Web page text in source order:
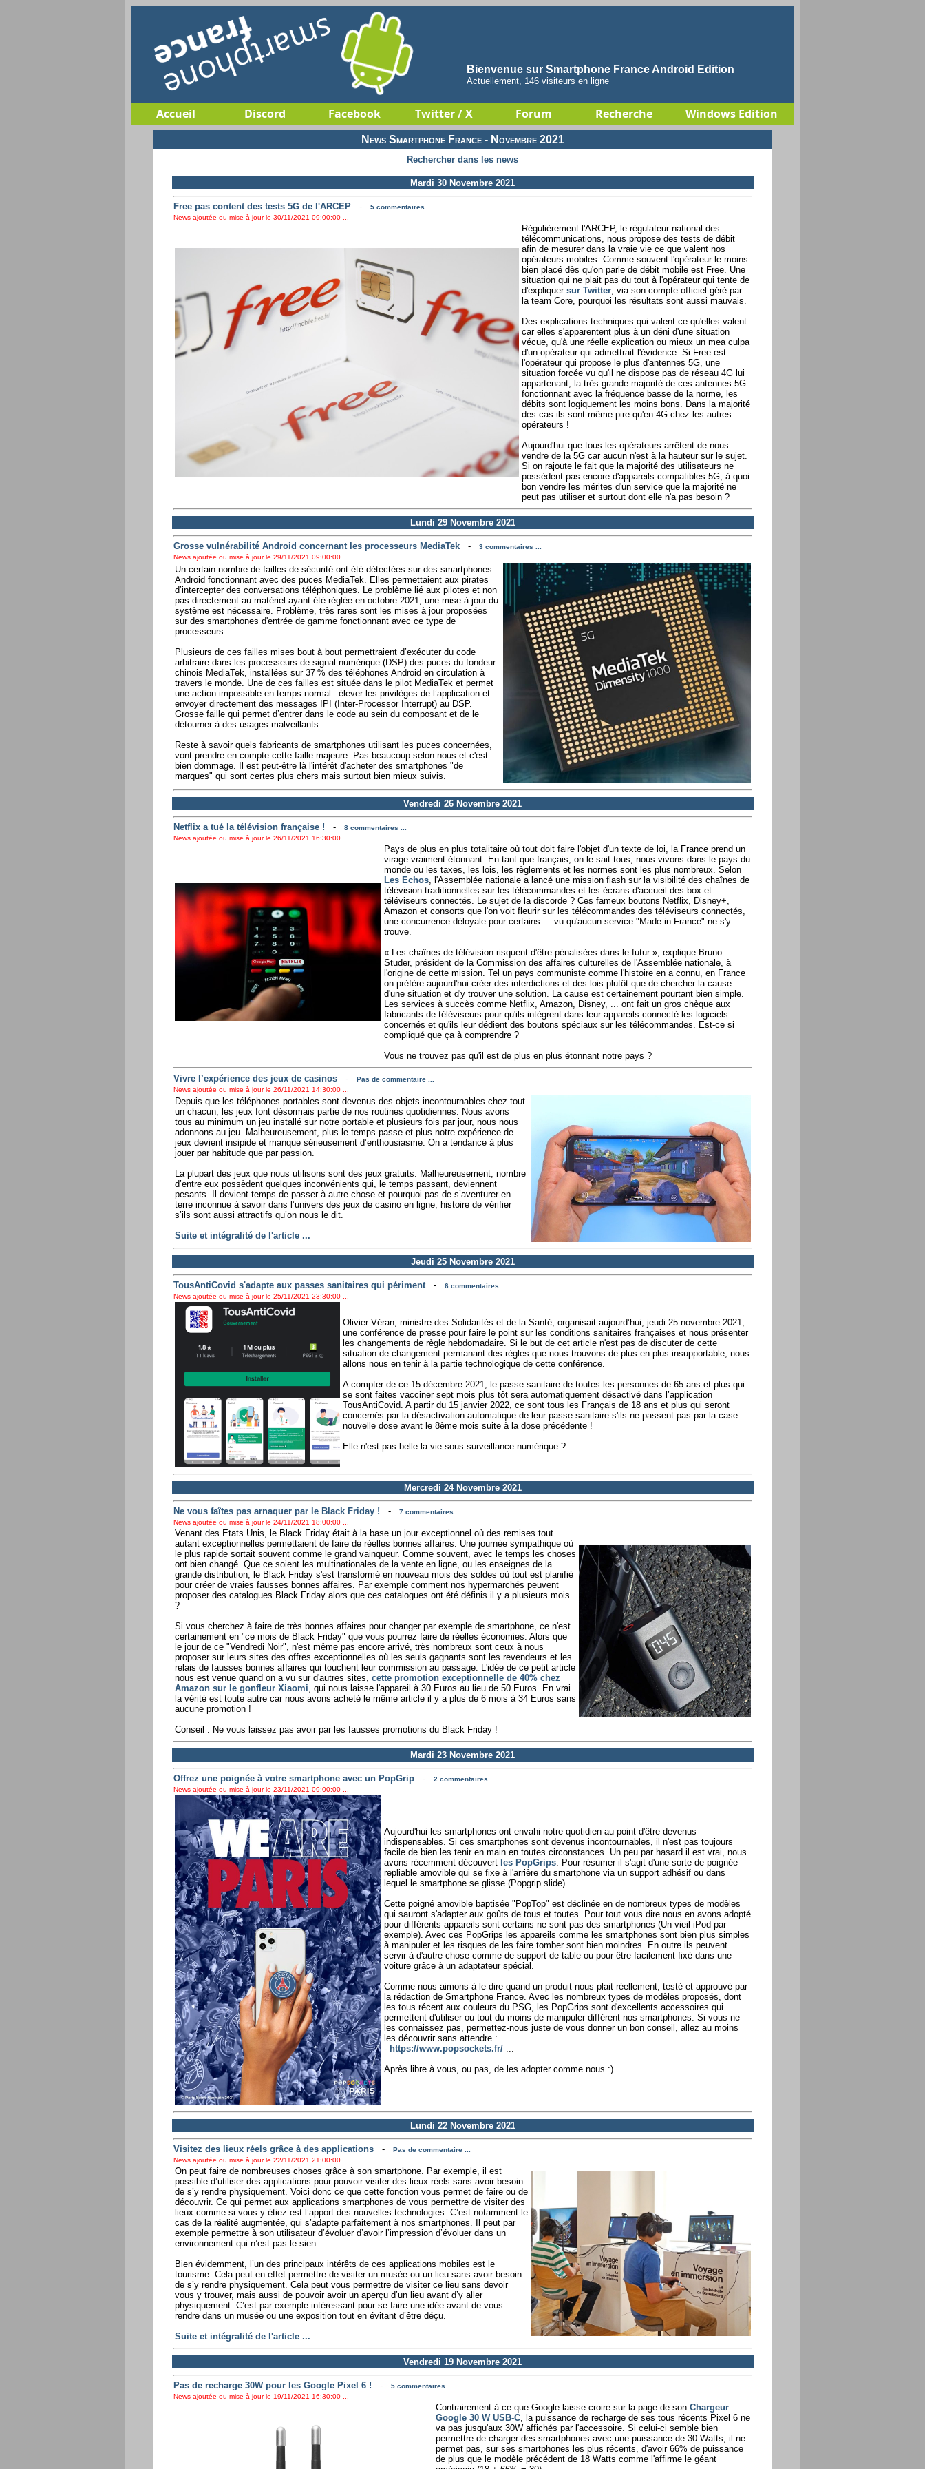
Bienvenue sur Smartphone France Android Edition
Actuellement, 146 visiteurs en ligne
Accueil Discord Facebook Twitter / X Forum Recherche Windows Edition
News Smartphone France - Novembre 2021
Rechercher dans les news
Mardi 30 Novembre 2021
Free pas content des tests 5G de l'ARCEP-
5 commentaires ...
News ajoutée ou mise à jour le 30/11/2021 09:00:00 ...
Régulièrement l'ARCEP, le régulateur national des
télécommunications, nous propose des tests de débit
afin de mesurer dans la vraie vie ce que valent nos
opérateurs mobiles. Comme souvent l'opérateur le moins
bien placé dès qu'on parle de débit mobile est Free. Une
situation qui ne plait pas du tout à l'opérateur qui tente de
d'expliquer sur Twitter, via son compte officiel géré par
la team Core, pourquoi les résultats sont aussi mauvais.
Des explications techniques qui valent ce qu'elles valent
car elles s'apparentent plus à un déni d'une situation
vécue, qu'à une réelle explication ou mieux un mea culpa
d'un opérateur qui admettrait l'évidence. Si Free est
l'opérateur qui propose le plus d'antennes 5G, une
situation forcée vu qu'il ne dispose pas de réseau 4G lui
appartenant, la très grande majorité de ces antennes 5G
fonctionnant avec la fréquence basse de la norme, les
débits sont logiquement les moins bons. Dans la majorité
des cas ils sont même pire qu'en 4G chez les autres
opérateurs !
Aujourd'hui que tous les opérateurs arrêtent de nous
vendre de la 5G car aucun n'est à la hauteur sur le sujet.
Si on rajoute le fait que la majorité des utilisateurs ne
possèdent pas encore d'appareils compatibles 5G, à quoi
bon vendre les mérites d'un service que la majorité ne
peut pas utiliser et surtout dont elle n'a pas besoin ?
Lundi 29 Novembre 2021
Grosse vulnérabilité Android concernant les processeurs MediaTek-
3 commentaires ...
News ajoutée ou mise à jour le 29/11/2021 09:00:00 ...
Un certain nombre de failles de sécurité ont été détectées sur des smartphones
Android fonctionnant avec des puces MediaTek. Elles permettaient aux pirates
d’intercepter des conversations téléphoniques. Le problème lié aux pilotes et non
pas directement au matériel ayant été réglée en octobre 2021, une mise à jour du
système est nécessaire. Problème, très rares sont les mises à jour proposées
sur des smartphones d'entrée de gamme fonctionnant avec ce type de
processeurs.
Plusieurs de ces failles mises bout à bout permettraient d’exécuter du code
arbitraire dans les processeurs de signal numérique (DSP) des puces du fondeur
chinois MediaTek, installées sur 37 % des téléphones Android en circulation à
travers le monde. Une de ces failles est située dans le pilot MediaTek et permet
une action impossible en temps normal : élever les privilèges de l’application et
envoyer directement des messages IPI (Inter-Processor Interrupt) au DSP.
Grosse faille qui permet d’entrer dans le code au sein du composant et de le
détourner à des usages malveillants.
Reste à savoir quels fabricants de smartphones utilisant les puces concernées,
vont prendre en compte cette faille majeure. Pas beaucoup selon nous et c'est
bien dommage. Il est peut-être là l'intérêt d'acheter des smartphones "de
marques" qui sont certes plus chers mais surtout bien mieux suivis.
Vendredi 26 Novembre 2021
Netflix a tué la télévision française ! -
8 commentaires ...
News ajoutée ou mise à jour le 26/11/2021 16:30:00 ...
Pays de plus en plus totalitaire où tout doit faire l'objet d'un texte de loi, la France prend un
virage vraiment étonnant. En tant que français, on le sait tous, nous vivons dans le pays du
monde ou les taxes, les lois, les règlements et les normes sont les plus nombreux. Selon
Les Echos, l'Assemblée nationale a lancé une mission flash sur la visibilité des chaînes de
télévision traditionnelles sur les télécommandes et les écrans d'accueil des box et
téléviseurs connectés. Le sujet de la discorde ? Ces fameux boutons Netflix, Disney+,
Amazon et consorts que l'on voit fleurir sur les télécommandes des téléviseurs connectés,
une concurrence déloyale pour certains ... vu qu'aucun service "Made in France" ne s'y
trouve.
« Les chaînes de télévision risquent d'être pénalisées dans le futur », explique Bruno
Studer, président de la Commission des affaires culturelles de l'Assemblée nationale, à
l'origine de cette mission. Tel un pays communiste comme l'histoire en a connu, en France
on préfère aujourd'hui créer des interdictions et des lois plutôt que de chercher la cause
d'une situation et d'y trouver une solution. La cause est certainement pourtant bien simple.
Les services à succès comme Netflix, Amazon, Disney, ... ont fait un gros chèque aux
fabricants de téléviseurs pour qu'ils intègrent dans leur appareils connecté les logiciels
concernés et qu'ils leur dédient des boutons spéciaux sur les télécommandes. Est-ce si
compliqué que ça à comprendre ?
Vous ne trouvez pas qu'il est de plus en plus étonnant notre pays ?
Vivre l’expérience des jeux de casinos-
Pas de commentaire ...
News ajoutée ou mise à jour le 26/11/2021 14:30:00 ...
Depuis que les téléphones portables sont devenus des objets incontournables chez tout
un chacun, les jeux font désormais partie de nos routines quotidiennes. Nous avons
tous au minimum un jeu installé sur notre portable et plusieurs fois par jour, nous nous
adonnons au jeu. Malheureusement, plus le temps passe et plus notre expérience de
jeux devient insipide et manque sérieusement d’enthousiasme. On a tendance à plus
jouer par habitude que par passion.
La plupart des jeux que nous utilisons sont des jeux gratuits. Malheureusement, nombre
d’entre eux possèdent quelques inconvénients qui, le temps passant, deviennent
pesants. Il devient temps de passer à autre chose et pourquoi pas de s’aventurer en
terre inconnue à savoir dans l’univers des jeux de casino en ligne, histoire de vérifier
s’ils sont aussi attractifs qu’on nous le dit.
Suite et intégralité de l'article ...
Jeudi 25 Novembre 2021
TousAntiCovid s'adapte aux passes sanitaires qui périment-
6 commentaires ...
News ajoutée ou mise à jour le 25/11/2021 23:30:00 ...
Olivier Véran, ministre des Solidarités et de la Santé, organisait aujourd’hui, jeudi 25 novembre 2021,
une conférence de presse pour faire le point sur les conditions sanitaires françaises et nous présenter
les changements de règle hebdomadaire. Si le but de cet article n'est pas de discuter de cette
situation de changement permanant des règles que nous trouvons de plus en plus insupportable, nous
allons nous en tenir à la partie technologique de cette conférence.
A compter de ce 15 décembre 2021, le passe sanitaire de toutes les personnes de 65 ans et plus qui
se sont faites vacciner sept mois plus tôt sera automatiquement désactivé dans l’application
TousAntiCovid. A partir du 15 janvier 2022, ce sont tous les Français de 18 ans et plus qui seront
concernés par la désactivation automatique de leur passe sanitaire s'ils ne passent pas par la case
nouvelle dose avant le 8ème mois suite à la dose précédente !
Elle n'est pas belle la vie sous surveillance numérique ?
Mercredi 24 Novembre 2021
Ne vous faîtes pas arnaquer par le Black Friday ! -
7 commentaires ...
News ajoutée ou mise à jour le 24/11/2021 18:00:00 ...
Venant des Etats Unis, le Black Friday était à la base un jour exceptionnel où des remises tout
autant exceptionnelles permettaient de faire de réelles bonnes affaires. Une journée sympathique où
le plus rapide sortait souvent comme le grand vainqueur. Comme souvent, avec le temps les choses
ont bien changé. Que ce soient les multinationales de la vente en ligne, ou les enseignes de la
grande distribution, le Black Friday s'est transformé en nouveau mois des soldes où tout est planifié
pour créer de vraies fausses bonnes affaires. Par exemple comment nos hypermarchés peuvent
proposer des catalogues Black Friday alors que ces catalogues ont été définis il y a plusieurs mois
?
Si vous cherchez à faire de très bonnes affaires pour changer par exemple de smartphone, ce n'est
certainement en "ce mois de Black Friday" que vous pourrez faire de réelles économies. Alors que
le jour de ce "Vendredi Noir", n'est même pas encore arrivé, très nombreux sont ceux à nous
proposer sur leurs sites des offres exceptionnelles où les seuls gagnants sont les revendeurs et les
relais de fausses bonnes affaires qui touchent leur commission au passage. L'idée de ce petit article
nous est venue quand on a vu sur d'autres sites, cette promotion exceptionnelle de 40% chez
Amazon sur le gonfleur Xiaomi, qui nous laisse l'appareil à 30 Euros au lieu de 50 Euros. En vrai
la vérité est toute autre car nous avons acheté le même article il y a plus de 6 mois à 34 Euros sans
aucune promotion !
Conseil : Ne vous laissez pas avoir par les fausses promotions du Black Friday !
Mardi 23 Novembre 2021
Offrez une poignée à votre smartphone avec un PopGrip-
2 commentaires ...
News ajoutée ou mise à jour le 23/11/2021 09:00:00 ...
Aujourd'hui les smartphones ont envahi notre quotidien au point d'être devenus
indispensables. Si ces smartphones sont devenus incontournables, il n'est pas toujours
facile de bien les tenir en main en toutes circonstances. Un peu par hasard il est vrai, nous
avons récemment découvert les PopGrips. Pour résumer il s'agit d'une sorte de poignée
repliable amovible qui se fixe à l'arrière du smartphone via un support adhésif ou dans
lequel le smartphone se glisse (Popgrip slide).
Cette poigné amovible baptisée "PopTop" est déclinée en de nombreux types de modèles
qui sauront s'adapter aux goûts de tous et toutes. Pour tout vous dire nous en avons adopté
pour différents appareils sont certains ne sont pas des smartphones (Un vieil iPod par
exemple). Avec ces PopGrips les appareils comme les smartphones sont bien plus simples
à manipuler et les risques de les faire tomber sont bien moindres. En outre ils peuvent
servir à d'autre chose comme de support de table ou pour être facilement fixé dans une
voiture grâce à un adaptateur spécial.
Comme nous aimons à le dire quand un produit nous plait réellement, testé et approuvé par
la rédaction de Smartphone France. Avec les nombreux types de modèles proposés, dont
les tous récent aux couleurs du PSG, les PopGrips sont d'excellents accessoires qui
permettent d'utiliser ou tout du moins de manipuler différent nos smartphones. Si vous ne
les connaissez pas, permettez-nous juste de vous donner un bon conseil, allez au moins
les découvrir sans attendre :
- https://www.popsockets.fr/...
Après libre à vous, ou pas, de les adopter comme nous :)
Lundi 22 Novembre 2021
Visitez des lieux réels grâce à des applications-
Pas de commentaire ...
News ajoutée ou mise à jour le 22/11/2021 21:00:00 ...
On peut faire de nombreuses choses grâce à son smartphone. Par exemple, il est
possible d’utiliser des applications pour pouvoir visiter des lieux réels sans avoir besoin
de s’y rendre physiquement. Voici donc ce que cette fonction vous permet de faire ou de
découvrir. Ce qui permet aux applications smartphones de vous permettre de visiter des
lieux comme si vous y étiez est l’apport des nouvelles technologies. C’est notamment le
cas de la réalité augmentée, qui s’adapte parfaitement à nos smartphones. Il peut par
exemple permettre à son utilisateur d’évoluer d’avoir l’impression d’évoluer dans un
environnement qui n’est pas le sien.
Bien évidemment, l’un des principaux intérêts de ces applications mobiles est le
tourisme. Cela peut en effet permettre de visiter un musée ou un lieu sans avoir besoin
de s’y rendre physiquement. Cela peut vous permettre de visiter ce lieu sans devoir
vous y trouver, mais aussi de pouvoir avoir un aperçu d’un lieu avant d’y aller
physiquement. C’est par exemple intéressant pour se faire une idée avant de vous
rendre dans un musée ou une exposition tout en évitant d’être déçu.
Suite et intégralité de l'article ...
Vendredi 19 Novembre 2021
Pas de recharge 30W pour les Google Pixel 6 ! -
5 commentaires ...
News ajoutée ou mise à jour le 19/11/2021 16:30:00 ...
Contrairement à ce que Google laisse croire sur la page de son Chargeur
Google 30 W USB-C, la puissance de recharge de ses tous récents Pixel 6 ne
va pas jusqu'aux 30W affichés par l'accessoire. Si celui-ci semble bien
permettre de charger des smartphones avec une puissance de 30 Watts, il ne
permet pas, sur ses smartphones les plus récents, d'avoir 66% de puissance
de plus que le modèle précédent de 18 Watts comme l'affirme le géant